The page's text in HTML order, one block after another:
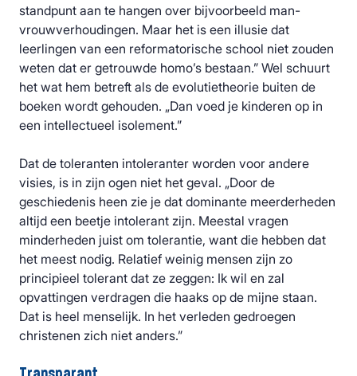
standpunt aan te hangen over bijvoorbeeld man-
vrouwverhoudingen. Maar het is een illusie dat
leerlingen van een reformatorische school niet zouden
weten dat er getrouwde homo’s bestaan.” Wel schuurt
het wat hem betreft als de evolutietheorie buiten de
boeken wordt gehouden. „Dan voed je kinderen op in
een intellectueel isolement.”
Dat de toleranten intoleranter worden voor andere
visies, is in zijn ogen niet het geval. „Door de
geschiedenis heen zie je dat dominante meerderheden
altijd een beetje intolerant zijn. Meestal vragen
minderheden juist om tolerantie, want die hebben dat
het meest nodig. Relatief weinig mensen zijn zo
principieel tolerant dat ze zeggen: Ik wil en zal
opvattingen verdragen die haaks op de mijne staan.
Dat is heel menselijk. In het verleden gedroegen
christenen zich niet anders.”